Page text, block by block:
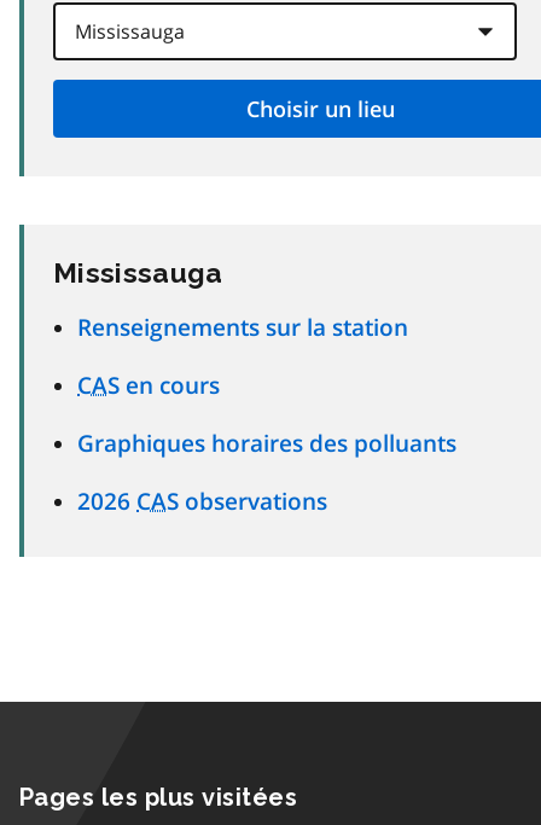
Mississauga
Renseignements sur la station
CAS en cours
Graphiques horaires des polluants
2026 CAS observations
Pages les plus visitées